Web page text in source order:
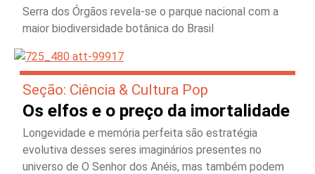
Serra dos Órgãos revela-se o parque nacional com a
maior biodiversidade botânica do Brasil
Seção: Ciência & Cultura Pop
Os elfos e o preço da imortalidade
Longevidade e memória perfeita são estratégia
evolutiva desses seres imaginários presentes no
universo de O Senhor dos Anéis, mas também podem